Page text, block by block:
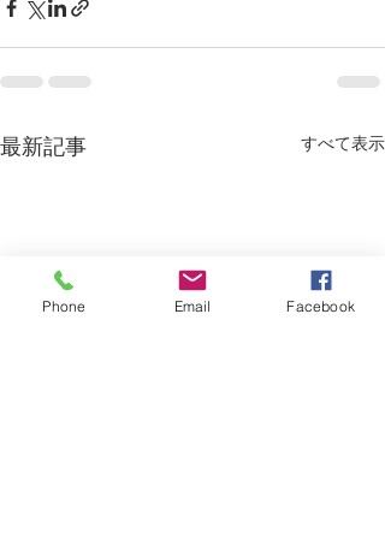
最新記事 すべて表示
Phone Email Facebook